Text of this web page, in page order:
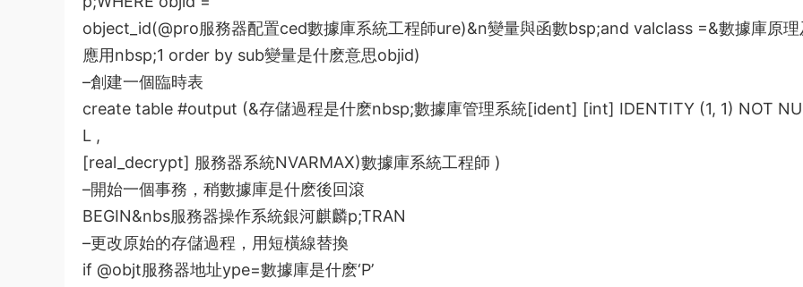
object_id(@pro服務器配置ced數據庫系統工程師ure)&n變量與函數bsp;and valclass =&數據庫原理
應用nbsp;1 order by sub變量是什麽意思objid)
–創建一個臨時表
create table #output (&存儲過程是什麽nbsp;數據庫管理系統[ident] [int] IDENTITY (1, 1) NOT
L ,
[real_decrypt] 服務器系統NVARMAX)數據庫系統工程師 )
–開始一個事務，稍數據庫是什麽後回滾
BEGIN&nbs服務器操作系統銀河麒麟p;TRAN
–更改原始的存儲過程，用短橫線替換
if @objt服務器地址ype=數據庫是什麽‘P’